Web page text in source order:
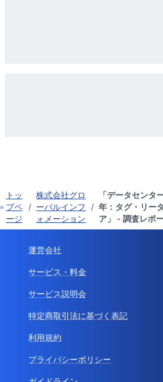
トッ
プペ
ージ
/
株式会社グロ
ーバルインフ
ォメーション
/
「データセンタ
年：タグ・リー
ア」 - 調査レポ
運営会社
サービス・料金
サービス説明会
特定商取引法に基づく表記
利用規約
プライバシーポリシー